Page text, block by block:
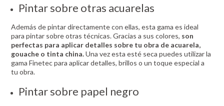
Pintar sobre otras acuarelas
Además de pintar directamente con ellas, esta gama es ideal
para pintar sobre otras técnicas. Gracias a sus colores, son
perfectas para aplicar detalles sobre tu obra de acuarela,
gouache o tinta china.Una vez esta esté seca puedes utilizar la
gama Finetec para aplicar detalles, brillos o un toque especial a
tu obra.
Pintar sobre papel negro